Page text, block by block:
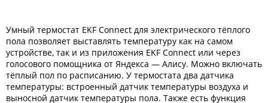
Цвет:
Белый
Способ монтажа:
Поверхностный/Скрытый
Номинальный ток:
16
Номинальное напряжение:
250
Умный термостат EKF Connect для электрического тёплого
пола позволяет выставлять температуру как на самом
устройстве, так и из приложения EKF Connect или через
голосового помощника от Яндекса — Алису. Можно включать
тёплый пол по расписанию. У термостата два датчика
температуры: встроенный датчик температуры воздуха и
выносной датчик температуры пола. Также есть функция